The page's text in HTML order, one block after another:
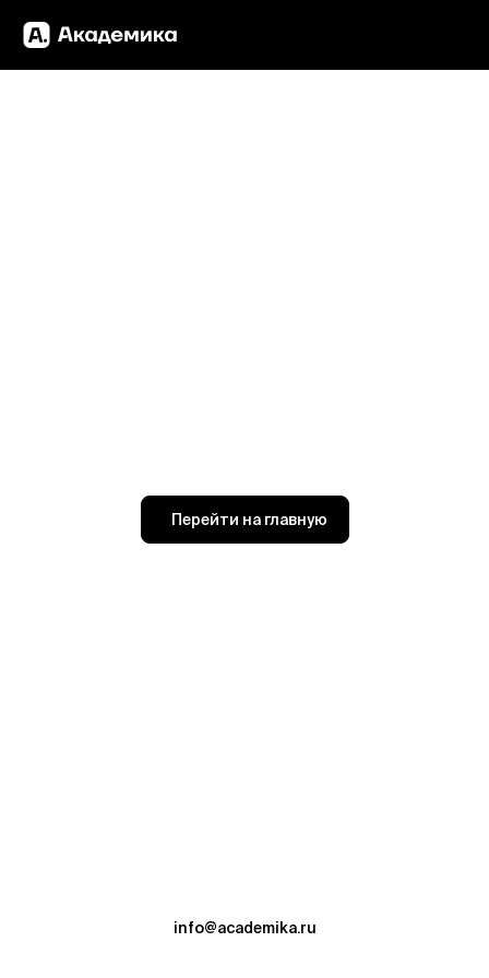
Перейти на главную
info@academika.ru